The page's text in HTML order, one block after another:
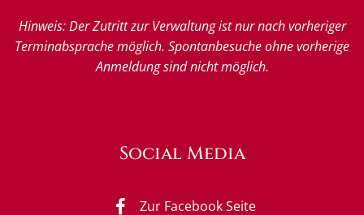
Hinweis: Der Zutritt zur Verwaltung ist nur nach vorheriger
Terminabsprache möglich. Spontanbesuche ohne vorherige
Anmeldung sind nicht möglich.
Social Media
Zur Facebook Seite